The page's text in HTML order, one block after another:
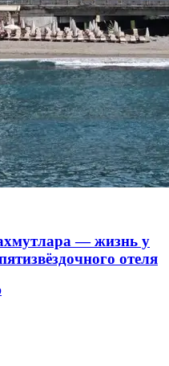
— жизнь у
отеля